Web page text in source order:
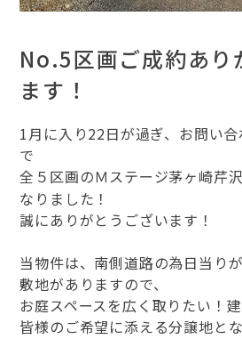
No.5区画ご成約あり
ます！
1月に入り22日が過ぎ、お問い
で
全５区画のＭステージ茅ヶ崎芹
なりました！
誠にありがとうございます！
当物件は、南側道路の為日当り
敷地がありますので、
お庭スペースを広く取りたい！
皆様のご希望に添える分譲地と